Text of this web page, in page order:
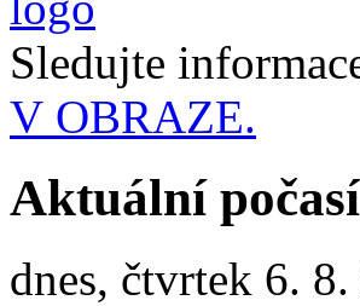
Sledujte
V OBRAZE.
Aktuální počasí
dnes, čtvrtek 6.